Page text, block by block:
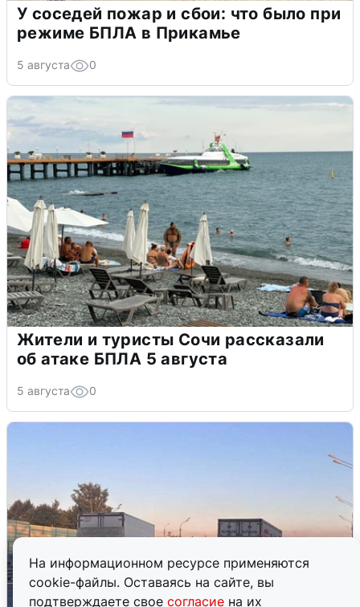
На информационном ресурсе применяются
cookie-файлы. Оставаясь на сайте, вы
подтверждаете свое согласие на их
У соседей пожар и сбои: что было при
режиме БПЛА в Прикамье
5 августа 0
Жители и туристы Сочи рассказали
об атаке БПЛА 5 августа
5 августа 0